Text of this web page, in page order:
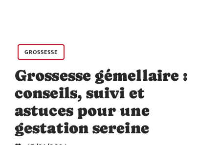
GROSSESSE
Grossesse gémellaire :
conseils, suivi et
astuces pour une
gestation sereine